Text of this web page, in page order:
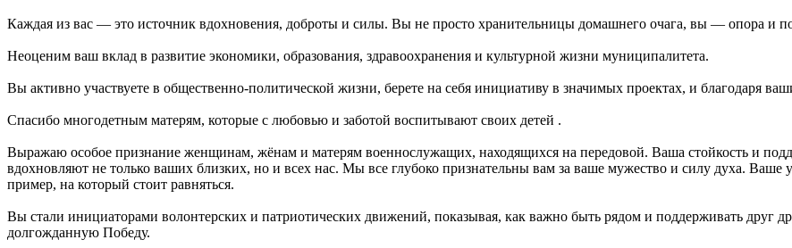
Каждая из вас — это источник вдохновения, доброты и силы. Вы не просто хранительницы домашнего очага, вы — опора и
Неоценим ваш вклад в развитие экономики, образования, здравоохранения и культурной жизни муниципалитета.
Вы активно участвуете в общественно-политической жизни, берете на себя инициативу в значимых проектах, и благодаря
Спасибо многодетным матерям, которые с любовью и заботой воспитывают своих детей .
Выражаю особое признание женщинам, жёнам и матерям военнослужащих, находящихся на передовой. Ваша стойкость и
вдохновляют не только ваших близких, но и всех нас. Мы все глубоко признательны вам за ваше мужество и силу духа.
пример, на который стоит равняться.
Вы стали инициаторами волонтерских и патриотических движений, показывая, как важно быть рядом и поддерживать друг
долгожданную Победу.